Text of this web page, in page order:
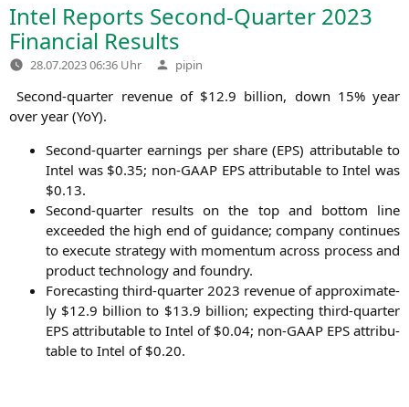
Intel Reports Second-Quarter 2023
Financial Results
28.07.2023 06:36 Uhr Verfasst
von
pipin
Second-quar­ter reve­nue of $12.9 bil­li­on, down 15% year
over year (YoY).
Second-quar­ter ear­nings per share (EPS) attri­bu­ta­ble to
Intel was $0.35; non-GAAP EPSattri­bu­ta­ble to Intel was
$0.13.
Second-quar­ter results on the top and bot­tom line
excee­ded the high end of gui­dance; com­pa­ny con­ti­nues
to exe­cu­te stra­tegy with momen­tum across pro­cess and
pro­duct tech­no­lo­gy and foundry.
Fore­cas­ting third-quar­ter 2023 reve­nue of appro­xi­m­ate­
ly $12.9 bil­li­on to $13.9 bil­li­on; expec­ting third-quar­ter
EPS attri­bu­ta­ble to Intel of $0.04; non-GAAP EPS attri­bu­
ta­ble to Intel of $0.20.